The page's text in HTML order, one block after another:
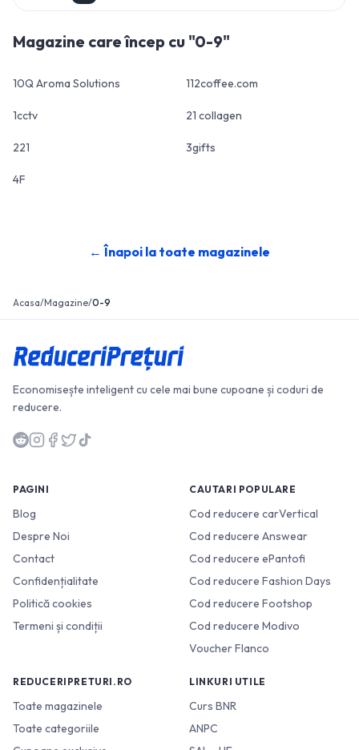
Magazine care încep cu "0-9"
10Q Aroma Solutions 112coffee.com
1cctv 21 collagen
221 3gifts
4F
← Înapoi la toate magazinele
Acasa/Magazine/0-9
Economisește inteligent cu cele mai bune cupoane și coduri de
reducere.
PAGINI
Blog
Despre Noi
Contact
Confidențialitate
Politică cookies
Termeni și condiții
CAUTARI POPULARE
Cod reducere carVertical
Cod reducere Answear
Cod reducere ePantofi
Cod reducere Fashion Days
Cod reducere Footshop
Cod reducere Modivo
Voucher Flanco
REDUCERIPRETURI.RO
Toate magazinele
Toate categoriile
LINKURI UTILE
Curs BNR
ANPC